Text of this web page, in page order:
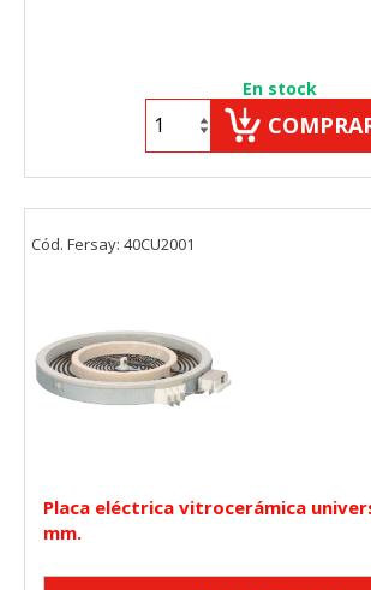
En stock
Placa eléctrica vitrocerámica
mm.
Cód. Fersay: 40CU2001